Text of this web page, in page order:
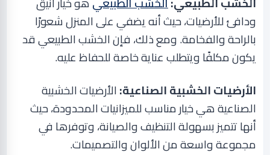
ودافئ للأرضيات، حيث أنه يضفي على المنزل شعورًا
بالراحة والفخامة. ومع ذلك، فإن الخشب الطبيعي قد
يكون مكلفًا ويتطلب عناية خاصة للحفاظ عليه.
الأرضيات الخشبية الصناعية:الأرضيات الخشبية
الصناعية هي خيار مناسب للميزانيات المحدودة، حيث
أنها تتميز بسهولة التنظيف والصيانة، وتوفرها في
مجموعة واسعة من الألوان والتصميمات.